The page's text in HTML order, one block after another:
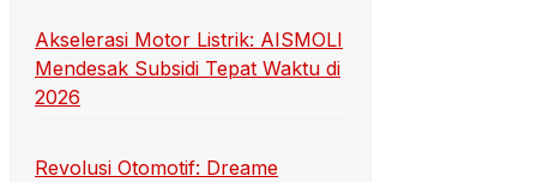
Akselerasi Motor Listrik: AISMOLI
Mendesak Subsidi Tepat Waktu di
2026
Revolusi Otomotif: Dreame